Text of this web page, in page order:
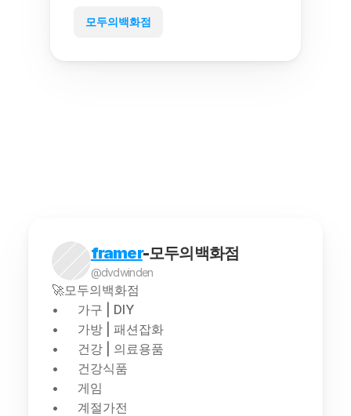
모두의백화점
framer-모두의백화점
@dvdwinden
🚀모두의백화점
가구 | DIY
가방 | 패션잡화
건강 | 의료용품
건강식품
게임
계절가전